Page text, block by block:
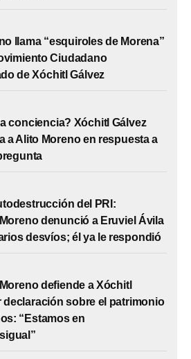
llama “esquiroles de Morena”
Ciudadano
de Xóchitl Gálvez
conciencia? Xóchitl Gálvez
a Alito Moreno en respuesta a
del PRI:
denunció a Eruviel Ávila
desvíos; él ya le respondió
defiende a Xóchitl
declaración sobre el patrimonio
“Estamos en